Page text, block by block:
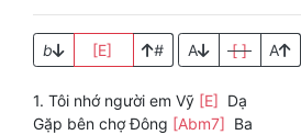
b [E] # A [ ] A
1. Tôi nhớ người em Vỹ [E] Dạ
Gặp bên chợ Ðông [Abm7] Ba